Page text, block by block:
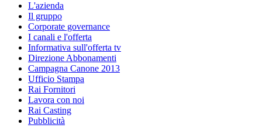
L'azienda
Il gruppo
Corporate governance
I canali e l'offerta
Informativa sull'offerta tv
Direzione Abbonamenti
Campagna Canone 2013
Ufficio Stampa
Rai Fornitori
Lavora con noi
Rai Casting
Pubblicità